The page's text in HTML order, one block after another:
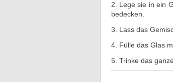
2. Lege sie in ein
bedecken.
3. Lass das
4. Fülle das Glas
5. Trinke das